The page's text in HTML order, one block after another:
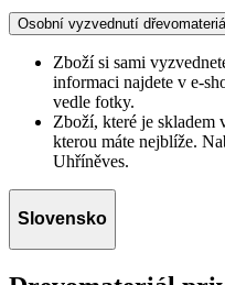
Osobní vyzvednutí
Zboží si sami
informaci najdete v e-
vedle fotky.
Zboží, které je skladem
kterou máte nejblíže.
Uhříněves.
Slovensko